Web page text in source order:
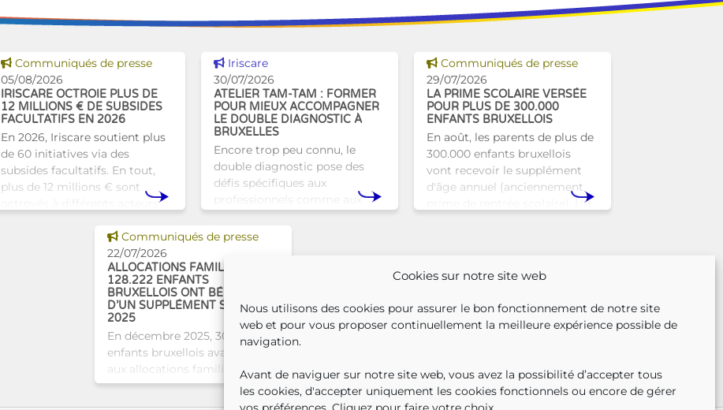
Cookies sur notre site web
Nous utilisons des cookies pour assurer le bon fonctionnement de notre site
web et pour vous proposer continuellement la meilleure expérience possible de
navigation.
Avant de naviguer sur notre site web, vous avez la possibilité d’accepter tous
les cookies, d'accepter uniquement les cookies fonctionnels ou encore de gérer
Voir cette news
Communiqués de presse
05/08/2026
IRISCARE OCTROIE PLUS DE
12 MILLIONS € DE SUBSIDES
FACULTATIFS EN 2026
En 2026, Iriscare soutient plus
de 60 initiatives via des
subsides facultatifs. En tout,
plus de 12 millions € sont
Voir cette news
Iriscare
30/07/2026
ATELIER TAM-TAM : FORMER
POUR MIEUX ACCOMPAGNER
LE DOUBLE DIAGNOSTIC À
BRUXELLES
Encore trop peu connu, le
double diagnostic pose des
défis spécifiques aux
professionnels comme aux
Tam-Tam apporte une réponse
dest
Voir cette news
Communiqués de presse
29/07/2026
LA PRIME SCOLAIRE VERSÉE
POUR PLUS DE 300.000
ENFANTS BRUXELLOIS
En août, les parents de plus de
300.000 enfants bruxellois
vont recevoir le supplément
d'âge annuel (anciennement
prime de rentrée scolaire). Un
Voir cette news
Communiqués de presse
22/07/2026
ALLOCATIONS FAMILIALES :
128.222 ENFANTS
BRUXELLOIS ONT BÉNÉFICIÉ
D’UN SUPPLÉMENT SOCIAL EN
2025
En décembre 2025, 304.966
enfants bruxellois avaient droit
aux allocations familiales.
Parmi eux, 128.222
bénéficiaient également d’un